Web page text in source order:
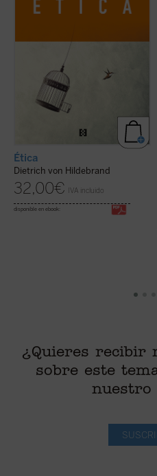
estructura fundamental del mundo moral....
(ver ficha)
Ética
Dietrich von Hildebrand
32,00€ IVA incluido
disponible en ebook:
¿Quieres recibir
sobre este
nuestro